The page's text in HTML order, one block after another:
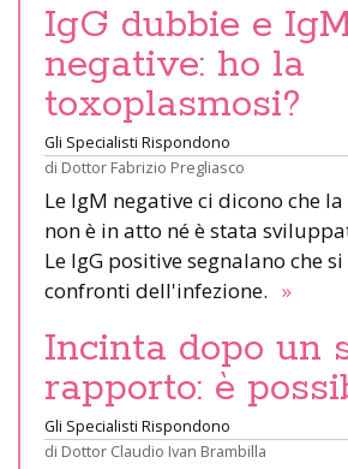
IgG dubbie e
negative: ho la
toxoplasmosi?
Gli Specialisti Rispondono
di Dottor Fabrizio Pregliasco
Le IgM negative ci dicono che
non è in atto né è stata
Le IgG positive segnalano che
confronti dell'infezione. »
Incinta dopo un
rapporto: è
Gli Specialisti Rispondono
di Dottor Claudio Ivan Brambilla